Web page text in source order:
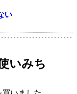
い
いみち